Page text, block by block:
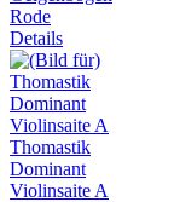
Rode
Details
Thomastik
Dominant
Violinsaite A